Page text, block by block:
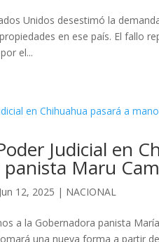
Unidos desestimó la
en ese país. El fallo
el...
Judicial en
panista Maru
Jun 12, 2025 | NACIONAL
a la Gobernadora panista
una nueva forma a partir